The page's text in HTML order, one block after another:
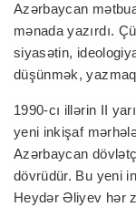
Azərbaycan
mənada yazırdı.
siyasətin,
düşünmək,
1990-cı illərin II
yeni inkişaf
Azərbaycan
dövrüdür. Bu yeni
Heydər Əliyev hər